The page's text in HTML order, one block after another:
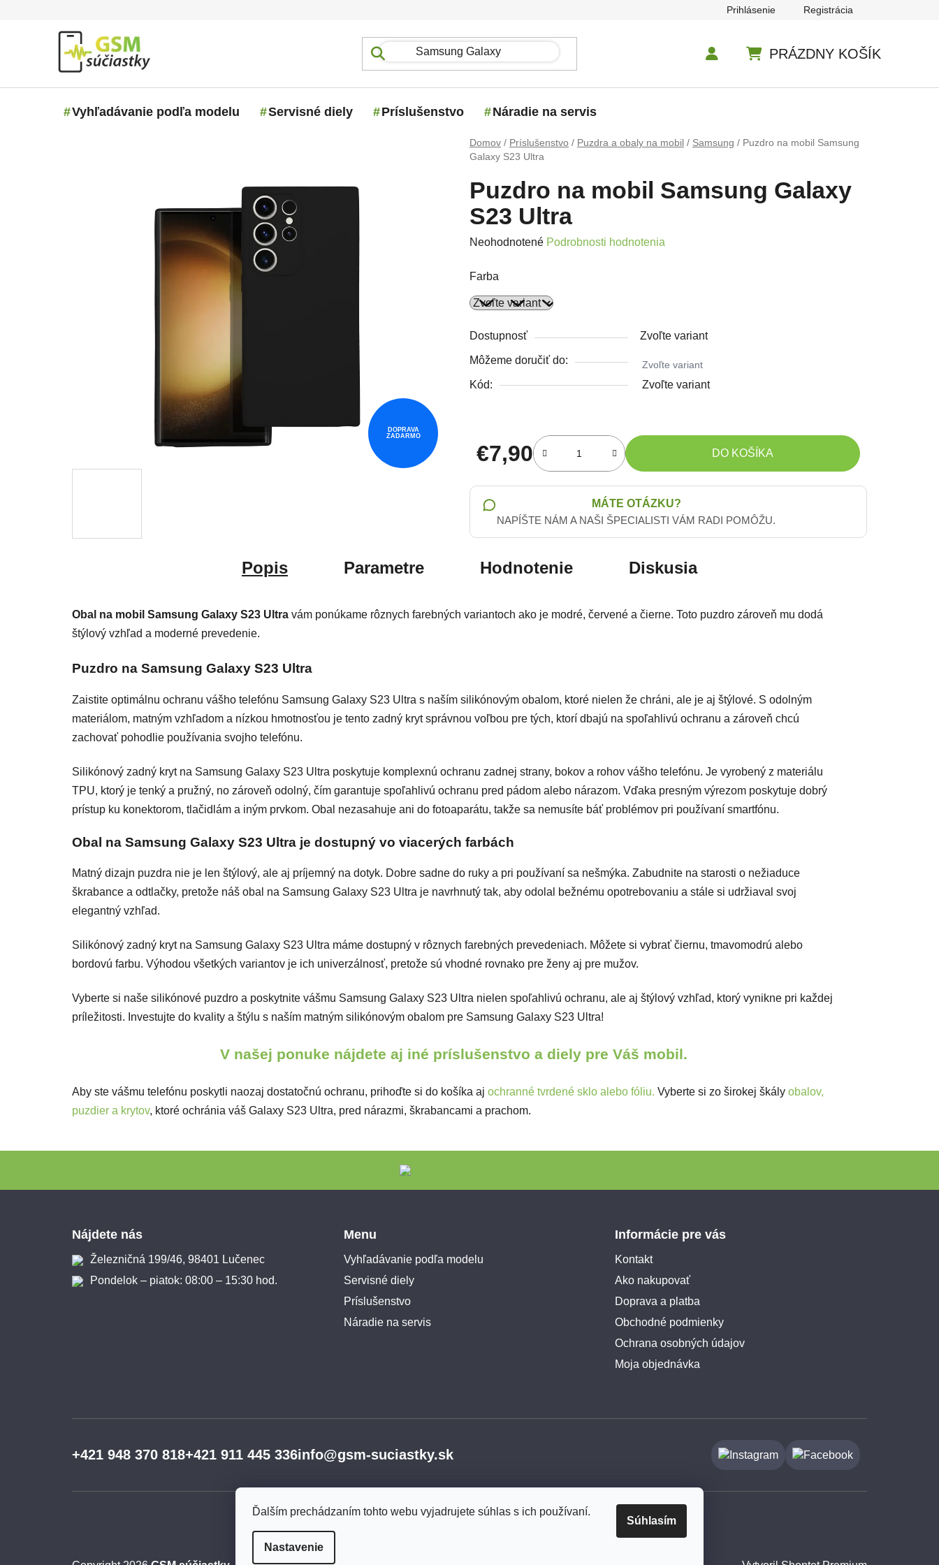
Ďalším prechádzaním tohto webu vyjadrujete súhlas s ich používaní.
Nastavenie
Súhlasím
Prihlásenie Registrácia
PRÁZDNY KOŠÍK
Vyhľadávanie podľa modelu Servisné diely Príslušenstvo Náradie na servis
Domov / Príslušenstvo / Puzdra a obaly na mobil / Samsung / Puzdro na mobil Samsung
Galaxy S23 Ultra
Puzdro na mobil Samsung Galaxy
S23 Ultra
Priemerné hodnotenie produktu je 0,0 z 5 hviezdičiek.
Neohodnotené Podrobnosti hodnotenia
Farba
Dostupnosť Zvoľte variant
Môžeme doručiť do: Zvoľte variant
Kód: Zvoľte variant
€7,90
Jednotková cena:
DO KOŠÍKA
MÁTE OTÁZKU?
NAPÍŠTE NÁM A NAŠI ŠPECIALISTI VÁM RADI POMÔŽU.
DOPRAVA
ZADARMO
Popis Parametre Hodnotenie Diskusia
Obal na mobil Samsung Galaxy S23 Ultra vám ponúkame rôznych farebných variantoch ako je modré, červené a čierne. Toto puzdro zároveň mu dodá
štýlový vzhľad a moderné prevedenie.
Puzdro na Samsung Galaxy S23 Ultra
Zaistite optimálnu ochranu vášho telefónu Samsung Galaxy S23 Ultra s naším silikónovým obalom, ktoré nielen že chráni, ale je aj štýlové. S odolným
materiálom, matným vzhľadom a nízkou hmotnosťou je tento zadný kryt správnou voľbou pre tých, ktorí dbajú na spoľahlivú ochranu a zároveň chcú
zachovať pohodlie používania svojho telefónu.
Silikónový zadný kryt na Samsung Galaxy S23 Ultra poskytuje komplexnú ochranu zadnej strany, bokov a rohov vášho telefónu. Je vyrobený z materiálu
TPU, ktorý je tenký a pružný, no zároveň odolný, čím garantuje spoľahlivú ochranu pred pádom alebo nárazom. Vďaka presným výrezom poskytuje dobrý
prístup ku konektorom, tlačidlám a iným prvkom. Obal nezasahuje ani do fotoaparátu, takže sa nemusíte báť problémov pri používaní smartfónu.
Obal na Samsung Galaxy S23 Ultra je dostupný vo viacerých farbách
Matný dizajn puzdra nie je len štýlový, ale aj príjemný na dotyk. Dobre sadne do ruky a pri používaní sa nešmýka. Zabudnite na starosti o nežiaduce
škrabance a odtlačky, pretože náš obal na Samsung Galaxy S23 Ultra je navrhnutý tak, aby odolal bežnému opotrebovaniu a stále si udržiaval svoj
elegantný vzhľad.
Silikónový zadný kryt na Samsung Galaxy S23 Ultra máme dostupný v rôznych farebných prevedeniach. Môžete si vybrať čiernu, tmavomodrú alebo
bordovú farbu. Výhodou všetkých variantov je ich univerzálnosť, pretože sú vhodné rovnako pre ženy aj pre mužov.
Vyberte si naše silikónové puzdro a poskytnite vášmu Samsung Galaxy S23 Ultra nielen spoľahlivú ochranu, ale aj štýlový vzhľad, ktorý vynikne pri každej
príležitosti. Investujte do kvality a štýlu s naším matným silikónovým obalom pre Samsung Galaxy S23 Ultra!
V našej ponuke nájdete aj iné príslušenstvo a diely pre Váš mobil.
Aby ste vášmu telefónu poskytli naozaj dostatočnú ochranu, prihoďte si do košíka aj ochranné tvrdené sklo alebo fóliu. Vyberte si zo širokej škály obalov,
puzdier a krytov, ktoré ochránia váš Galaxy S23 Ultra, pred nárazmi, škrabancami a prachom.
Nájdete nás
Železničná 199/46, 98401 Lučenec
Pondelok – piatok: 08:00 – 15:30 hod.
Menu
Vyhľadávanie podľa modelu
Servisné diely
Príslušenstvo
Náradie na servis
Informácie pre vás
Kontakt
Ako nakupovať
Doprava a platba
Obchodné podmienky
Ochrana osobných údajov
Moja objednávka
+421 948 370 818+421 911 445 336info@gsm-suciastky.sk